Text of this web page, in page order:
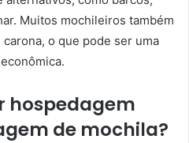
Muitos mochileiros também
o que pode ser uma
hospedagem
de mochila?